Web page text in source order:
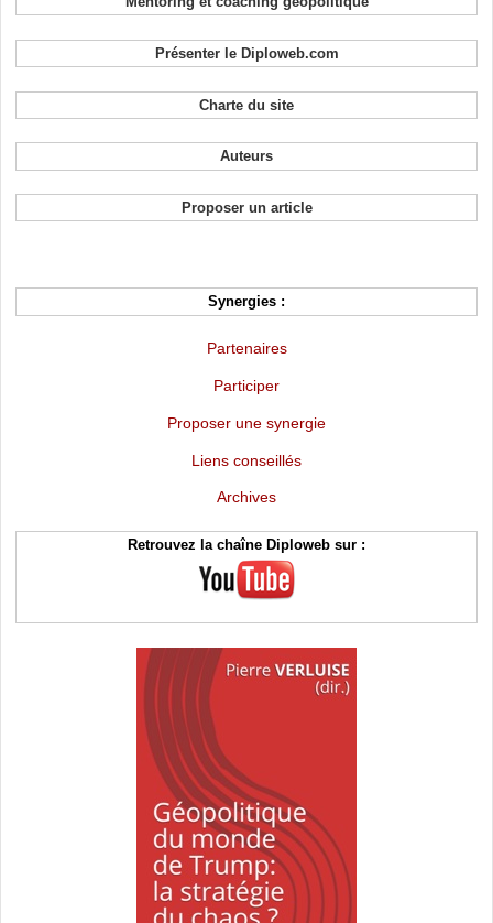
Présenter le Diploweb.com
Charte du site
Auteurs
Proposer un article
Synergies :
Partenaires
Participer
Proposer une synergie
Liens conseillés
Archives
Retrouvez la chaîne Diploweb sur :